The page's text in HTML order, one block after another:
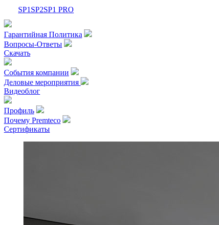
SP1 SP2SP1 PRO
Гарантийная Политика
Вопросы-Ответы
Скачать
События компании
Деловые мероприятия
Видеоблог
Профиль
Почему Premteco
Сертификаты